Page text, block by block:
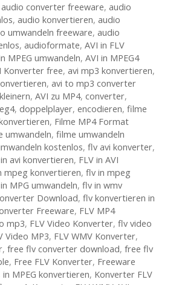
audio converter freeware, audio
, audio konvertieren, audio
umwandeln freeware, audio
, audioformate, AVI in FLV
MPEG umwandeln, AVI in MPEG4
Konverter free, avi mp3 konvertieren,
, avi to mp3 converter
, AVI zu MP4, converter,
, doppelplayer, encodieren, filme
, Filme MP4 Format
umwandeln, filme umwandeln
kostenlos, flv avi konverter,
avi konvertieren, FLV in AVI
mpeg konvertieren, flv in mpeg
MPG umwandeln, flv in wmv
Download, flv konvertieren in
Freeware, FLV MP4
mp3, FLV Video Konverter, flv video
Video MP3, FLV WMV Konverter,
, free flv converter download, free flv
, Free FLV Konverter, Freeware
in MPEG konvertieren, Konverter FLV